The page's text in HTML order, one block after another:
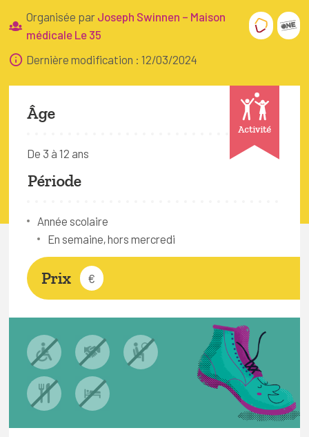
Trouver une activité
Espace pro
Organisée par Joseph Swinnen – Maison
médicale Le 35
Dernière modification : 12/03/2024
Activité
Âge
De 3 à 12 ans
Période
Année scolaire
En semaine, hors mercredi
Prix €